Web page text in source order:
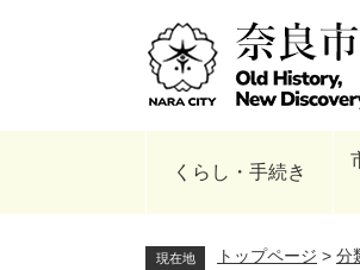
くらし・手続き
現在地 トップページ > 分